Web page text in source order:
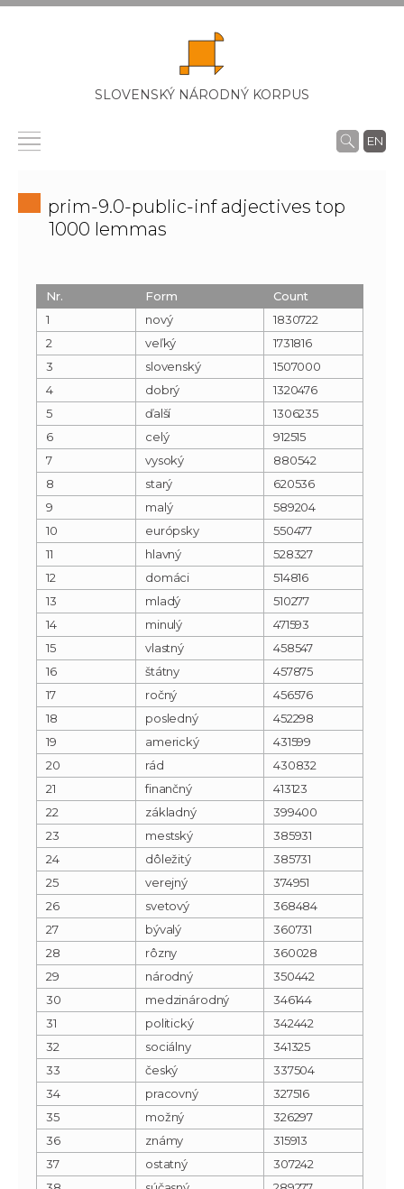
SLOVENSKÝ NÁRODNÝ KORPUS
EN
prim-9.0-public-inf adjectives top
1000 lemmas
Nr. Form
Count
1
nový
1830722
2
veľký
1731816
3
slovenský
1507000
4
dobrý
1320476
5
ďalší
1306235
6
celý
912515
7
vysoký
880542
8
starý
620536
9
malý
589204
10
európsky
550477
11
hlavný
528327
12
domáci
514816
13
mladý
510277
14
minulý
471593
15
vlastný
458547
16
štátny
457875
17
ročný
456576
18
posledný
452298
19
americký
431599
20
rád
430832
21
finančný
413123
22
základný
399400
23
mestský
385931
24
dôležitý
385731
25
verejný
374951
26
svetový
368484
27
bývalý
360731
28
rôzny
360028
29
národný
350442
30
medzinárodný
346144
31
politický
342442
32
sociálny
341325
33
český
337504
34
pracovný
327516
35
možný
326297
36
známy
315913
37
ostatný
307242